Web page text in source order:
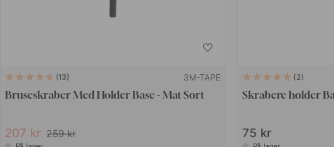
13 3M-TAPE
Bruseskraber Med Holder Base - Mat Sort
207 kr 259 kr
2
Skrabere holder
75 kr